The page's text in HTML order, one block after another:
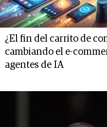
¿El fin del carrito de
cambiando el e-
agentes de IA